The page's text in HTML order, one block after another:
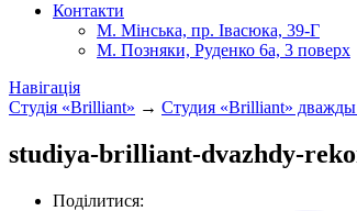
Контакти
М. Мінська, пр. Івасюка, 39-Г
М. Позняки, Руденко 6а, 3 поверх
Навігація
Студія «Brilliant» → Студия «Brilliant»
studiya-brilliant-dvazhdy-
Поділитися: